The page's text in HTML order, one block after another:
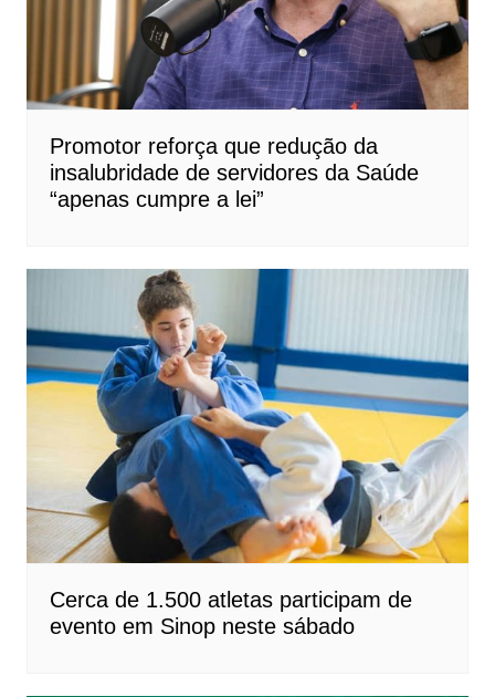
Promotor reforça que redução da
insalubridade de servidores da Saúde
“apenas cumpre a lei”
Cerca de 1.500 atletas participam de
evento em Sinop neste sábado